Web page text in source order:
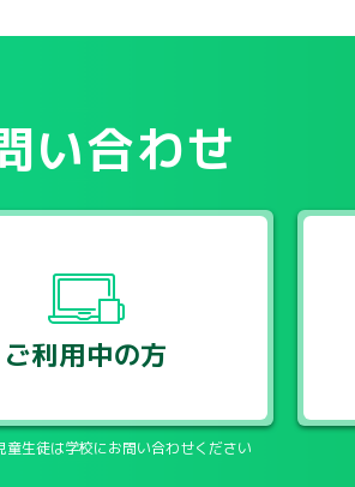
い合わせ
ご利用中の方
生徒は学校にお問い合わせください